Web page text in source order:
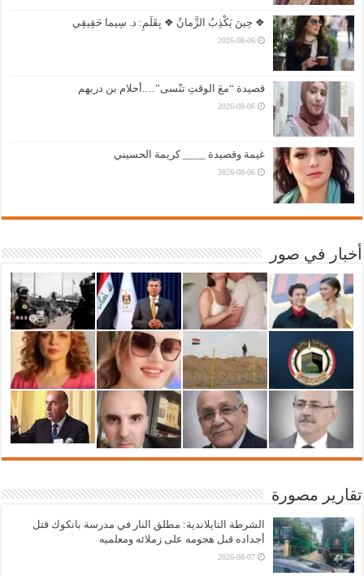
❖ حِينَ يَكْذِبُ الزَّمانُ ❖ بِقَلَمِ: د. سِيما حَقِيقِي
2026-08-06
قصيدة “معَ الوقتِ تنْسى”….أحلام بن دريهم
2026-08-06
غيمة وقصيدة ____ كريمة الحسيني
2026-08-06
أخبار في صور
تقارير مصورة
الشرطة التايلاندية: مطلق النار في مدرسة بانكوك قتل
أجداده قبل هجومه على زملائه ومعلميه
2026-08-07